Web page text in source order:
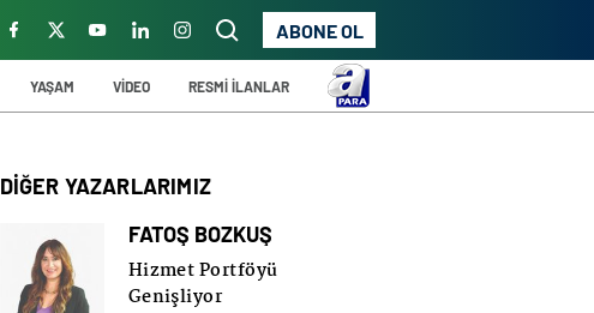
ABONE OL
YAŞAM VİDEO RESMİ İLANLAR
DİĞER YAZARLARIMIZ
FATOŞ BOZKUŞ
Hizmet Portföyü
Genişliyor